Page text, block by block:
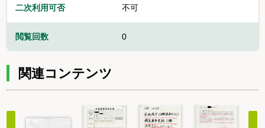
二次利用可否 不可
閲覧回数 0
関連コンテンツ